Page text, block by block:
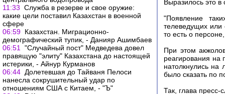
11:33 Служба в резерве и свое оружие:
какие цели поставил Казахстан в военной
сфере
06:59 Казахстан. Миграционно-
демографический тупик, - Данияр Ашимбаев
06:51
"Случайный пост" Медведева довел
правящую "элиту" Казахстана до настоящей
истерики, - Айнур Курманов
06:44 Долетевшая до Тайваня Пелоси
нанесла сокрушительный удар по
отношениям США с Китаем, - "Ъ"
Выразилось это
"Появление
телеведущих или
то есть о
При этом
реагирования на
натолкнулись на
было сказать по
Так, глава